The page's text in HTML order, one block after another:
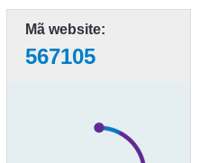
Mã website:
567105